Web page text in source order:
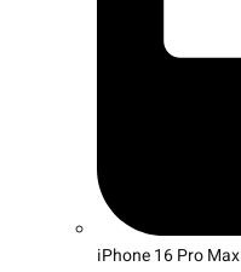
iPhone 16 Pro Max